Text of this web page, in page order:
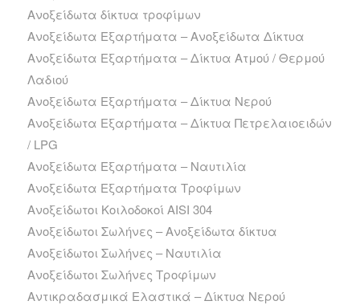
Ανοξείδωτα δίκτυα τροφίμων
Ανοξείδωτα Εξαρτήματα – Ανοξείδωτα Δίκτυα
Ανοξείδωτα Εξαρτήματα – Δίκτυα Ατμού / Θερμού
Λαδιού
Ανοξείδωτα Εξαρτήματα – Δίκτυα Νερού
Ανοξείδωτα Εξαρτήματα – Δίκτυα Πετρελαιοειδών
/ LPG
Ανοξείδωτα Εξαρτήματα – Ναυτιλία
Ανοξείδωτα Εξαρτήματα Τροφίμων
Ανοξείδωτοι Κοιλοδοκοί AISI 304
Ανοξείδωτοι Σωλήνες – Ανοξείδωτα δίκτυα
Ανοξείδωτοι Σωλήνες – Ναυτιλία
Ανοξείδωτοι Σωλήνες Τροφίμων
Αντικραδασμικά Ελαστικά – Δίκτυα Νερού